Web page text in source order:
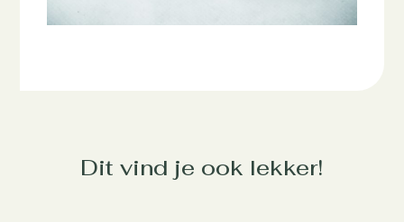
Dit vind je ook lekker!